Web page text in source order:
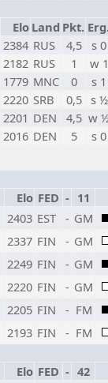
Elo Land Pkt.
2384 RUS 4,5
s 0
2182 RUS 1
w 1
1779 MNC 0
s 1
2220 SRB 0,5 s ½
2201 DEN 4,5 w
2016 DEN 5 s 0
Elo FED - 11
2403 EST - GM
2337 FIN - GM
2249 FIN - GM
2220 FIN - GM
2205 FIN - FM
2193 FIN - FM
Elo FED - 42